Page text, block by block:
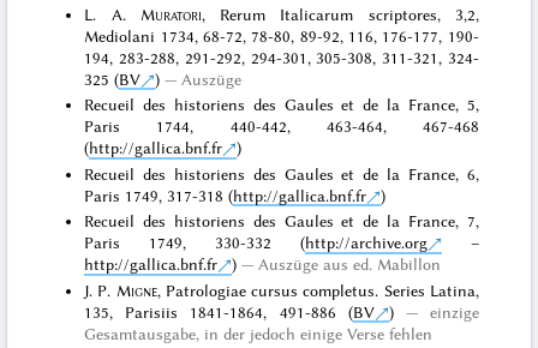
L. A. Muratori, Rerum Italicarum scriptores, 3,2,
Mediolani 1734, 68-72, 78-80, 89-92, 116, 176-177, 190-
194, 283-288, 291-292, 294-301, 305-308, 311-321, 324-
325 (BV )
Auszüge
Recueil des historiens des Gaules et de la France, 5,
Paris 1744, 440-442, 463-464, 467-468
(http://gallica.bnf.fr
)
Recueil des historiens des Gaules et de la France, 6,
Paris 1749, 317-318 (http://gallica.bnf.fr
)
Recueil des historiens des Gaules et de la France, 7,
Paris 1749, 330-332 (http://archive.org
–
http://gallica.bnf.fr
)
Auszüge aus ed. Mabillon
J. P. Migne, Patrologiae cursus completus. Series Latina,
135, Parisiis 1841-1864, 491-886 (BV )
einzige
Gesamtausgabe, in der jedoch einige Verse fehlen